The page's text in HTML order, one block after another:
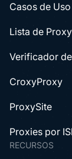
Casos de Uso
Lista de
Verificador
CroxyProxy
ProxySite
Proxies por
RECURSOS